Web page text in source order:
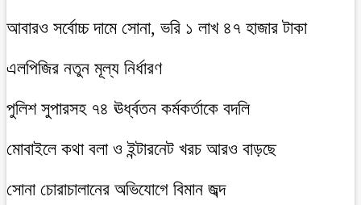
আবারও সর্বোচ্চ দামে সোনা, ভরি ১ লাখ ৪৭ হাজার টাকা
এলপিজির নতুন মূল্য নির্ধারণ
পুলিশ সুপারসহ ৭৪ ঊর্ধ্বতন কর্মকর্তাকে বদলি
মোবাইলে কথা বলা ও ইন্টারনেট খরচ আরও বাড়ছে
সোনা চোরাচালানের অভিযোগে বিমান জব্দ